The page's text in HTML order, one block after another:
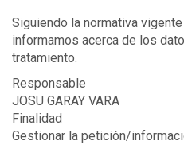
Siguiendo la normativa
informamos acerca de los
tratamiento.
Responsable
JOSU GARAY VARA
Finalidad
Gestionar la petición/